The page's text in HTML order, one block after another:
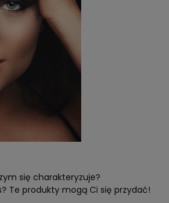
się charakteryzuje?
Te produkty mogą Ci się przydać!